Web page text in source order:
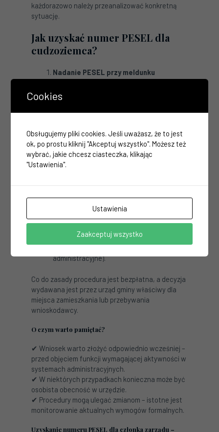
każdorazowo należy przeanalizować konkretną
sytuację.
Jak uzyskać numer PESEL dla
cudzoziemca?
Nadanie PESEL przy meldunku
Jeżeli cudzoziemiec dokonuje zameldowania w
PESEL jest nadawany automatycznie przez
Złożenie wniosku o nadanie numeru
PESEL
jest złożenie odrębnego wniosku o nadanie
numeru PESEL.
W takim przypadku należy:
wypełnić formularz wniosku,
wykazać podstawę prawną uzyskania
administracyjne).
Co do zasady procedura jest bezpłatna, a decyzja
wydawana jest przez urząd gminy właściwy dla
miejsca zamieszkania lub przebywania
wnioskodawcy.
O czym warto pamiętać?
✔ Wniosek warto złożyć odpowiednio wcześniej –
przed objęciem funkcji wymagającej aktywności w
systemach administracyjnych.
✔ W niektórych przypadkach konieczna może być
osobista obecność w urzędzie.
✔ Procedury mogą ulegać zmianom – istotne jest
monitorowanie aktualnych wymogów formalnych.
Uzyskanie numeru PESEL dla członka zarządu –
Cookies
Obsługujemy pliki cookies. Jeśli uważasz, że to jest
ok, po prostu kliknij "Akceptuj wszystko". Możesz też
wybrać, jakie chcesz ciasteczka, klikając
"Ustawienia".
Ustawienia
Zaakceptuj wszystko